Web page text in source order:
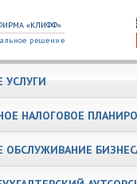
«КЛИФФ»
решение
НАЛОГОВОЕ